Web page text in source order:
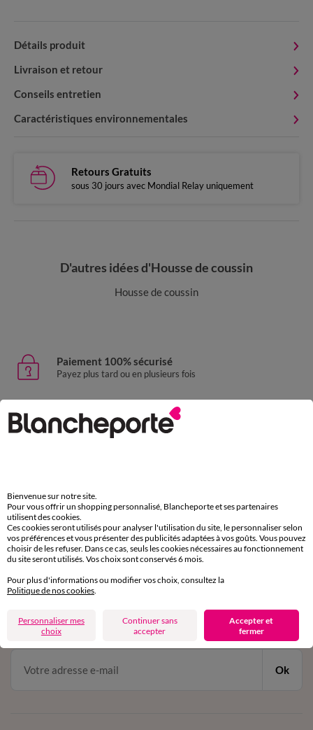
Détails produit
Livraison et retour
Conseils entretien
Caractéristiques environnementales
Retours Gratuits
sous 30 jours avec Mondial Relay uniquement
D'autres idées d'Housse de coussin
Housse de coussin
Paiement 100% sécurisé
Payez plus tard ou en plusieurs fois
Livraison express
domicile, relais, consignes automatiques
Service clients
par chat et par téléphone
de 8h00 à 20h00 du lundi au samedi
11€ Offerts
dès 20€ d’achat
conditions dans votre email de confirmation
Ok
Bienvenue sur notre site.
Pour vous offrir un shopping personnalisé, Blancheporte et ses partenaires
utilisent des cookies.
Ces cookies seront utilisés pour analyser l'utilisation du site, le personnaliser selon
vos préférences et vous présenter des publicités adaptées à vos goûts. Vous pouvez
choisir de les refuser. Dans ce cas, seuls les cookies nécessaires au fonctionnement
du site seront utilisés. Vos choix sont conservés 6 mois.
Pour plus d'informations ou modifier vos choix, consultez la
Politique de nos cookies.
Personnaliser mes
choix
Continuer sans
accepter
Accepter et
fermer